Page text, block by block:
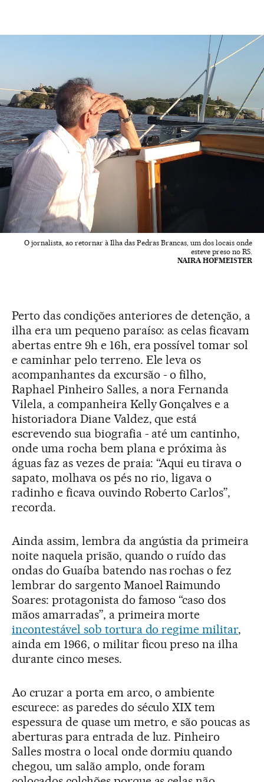
O jornalista, ao retornar à Ilha das Pedras Brancas, um dos locais onde
esteve preso no RS.
NAIRA HOFMEISTER
Perto das condições anteriores de detenção, a
ilha era um pequeno paraíso: as celas ficavam
abertas entre 9h e 16h, era possível tomar sol
e caminhar pelo terreno. Ele leva os
acompanhantes da excursão - o filho,
Raphael Pinheiro Salles, a nora Fernanda
Vilela, a companheira Kelly Gonçalves e a
historiadora Diane Valdez, que está
escrevendo sua biografia - até um cantinho,
onde uma rocha bem plana e próxima às
águas faz as vezes de praia: “Aqui eu tirava o
sapato, molhava os pés no rio, ligava o
radinho e ficava ouvindo Roberto Carlos”,
recorda.
Ainda assim, lembra da angústia da primeira
noite naquela prisão, quando o ruído das
ondas do Guaíba batendo nas rochas o fez
lembrar do sargento Manoel Raimundo
Soares: protagonista do famoso “caso dos
mãos amarradas”, a primeira morte
incontestável sob tortura do regime militar,
ainda em 1966, o militar ficou preso na ilha
durante cinco meses.
Ao cruzar a porta em arco, o ambiente
escurece: as paredes do século XIX tem
espessura de quase um metro, e são poucas as
aberturas para entrada de luz. Pinheiro
Salles mostra o local onde dormiu quando
chegou, um salão amplo, onde foram